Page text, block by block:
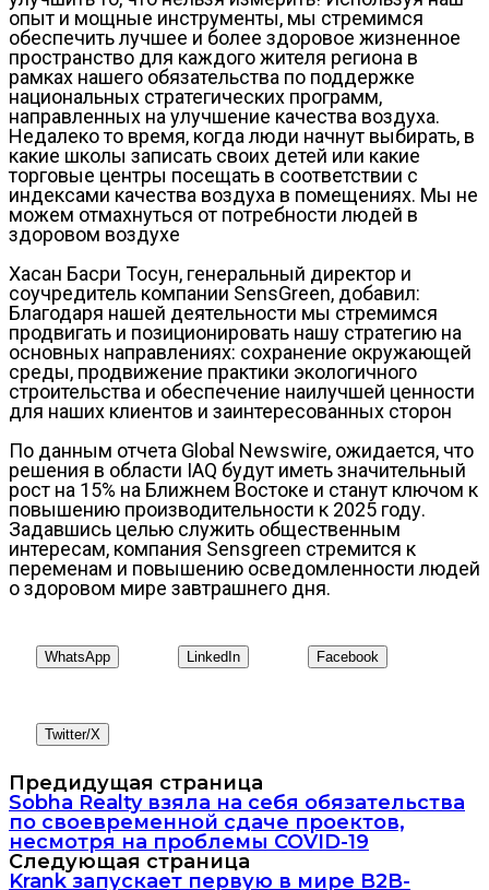
опыт и мощные инструменты, мы стремимся
обеспечить лучшее и более здоровое жизненное
пространство для каждого жителя региона в
рамках нашего обязательства по поддержке
национальных стратегических программ,
направленных на улучшение качества воздуха.
Недалеко то время, когда люди начнут выбирать, в
какие школы записать своих детей или какие
торговые центры посещать в соответствии с
индексами качества воздуха в помещениях. Мы не
можем отмахнуться от потребности людей в
здоровом воздухе
Хасан Басри Тосун, генеральный директор и
соучредитель компании SensGreen, добавил:
Благодаря нашей деятельности мы стремимся
продвигать и позиционировать нашу стратегию на
основных направлениях: сохранение окружающей
среды, продвижение практики экологичного
строительства и обеспечение наилучшей ценности
для наших клиентов и заинтересованных сторон
По данным отчета Global Newswire, ожидается, что
решения в области IAQ будут иметь значительный
рост на 15% на Ближнем Востоке и станут ключом к
повышению производительности к 2025 году.
Задавшись целью служить общественным
интересам, компания Sensgreen стремится к
переменам и повышению осведомленности людей
о здоровом мире завтрашнего дня.
WhatsApp LinkedIn Facebook
Twitter/X
Предидущая страница
Sobha Realty взяла на себя обязательства
по своевременной сдаче проектов,
несмотря на проблемы COVID-19
Следующая страница
Krank запускает первую в мире B2B-